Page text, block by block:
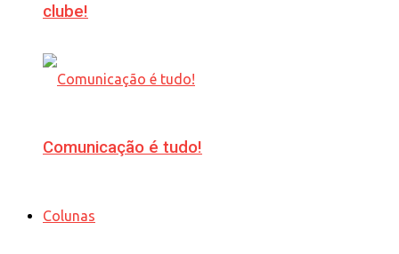
clube!
Comunicação é tudo!
Colunas